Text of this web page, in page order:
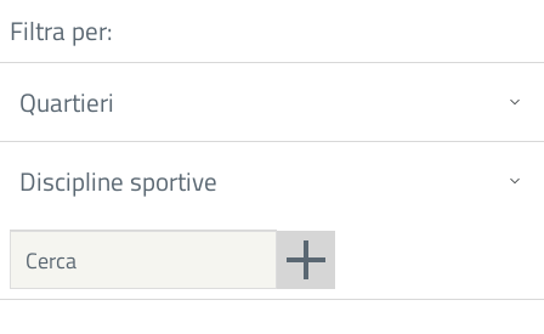
Filtra per:
Quartieri
Discipline sportive